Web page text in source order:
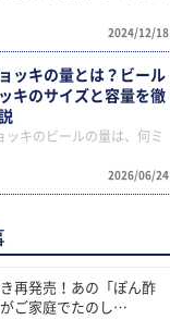
2024/12/18
ッキの量とは？ビール
キのサイズと容量を徹
2026/06/24
ッキのビールの量は、何ミ
再発売！あの「ぽん酢
ご家庭でたのし…